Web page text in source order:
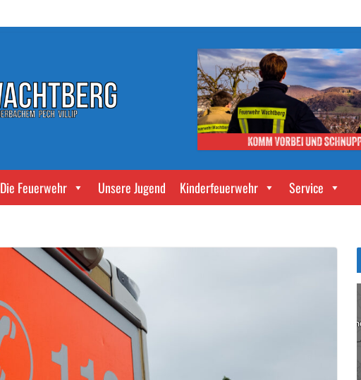
Die Feuerwehr Unsere Jugend Kinderfeuerwehr Service